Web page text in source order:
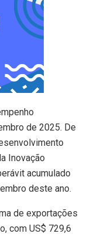
de 2025. De
Inovação
acumulado
deste ano.
de exportações
com US$ 729,6